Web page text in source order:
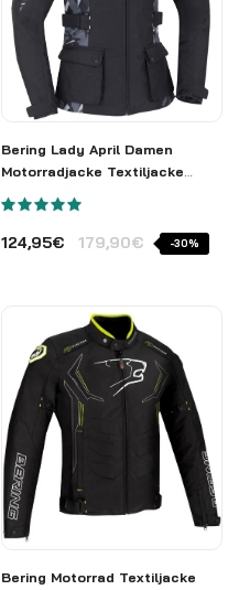
Bering Lady April Damen
Motorradjacke Textiljacke
Camouflage
124,95€ 179,90€ -30%
Bering Motorrad Textiljacke